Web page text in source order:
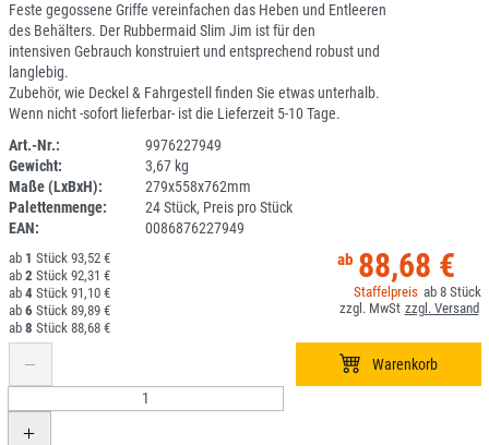
Feste gegossene Griffe vereinfachen das Heben und Entleeren
des Behälters. Der Rubbermaid Slim Jim ist für den
intensiven Gebrauch konstruiert und entsprechend robust und
langlebig.
Zubehör, wie Deckel & Fahrgestell finden Sie etwas unterhalb.
Wenn nicht -sofort lieferbar- ist die Lieferzeit 5-10 Tage.
Art.-Nr.:
9976227949
Gewicht:
3,67 kg
Maße (LxBxH):
279x558x762mm
Palettenmenge:
24 Stück, Preis pro Stück
EAN:
0086876227949
88,68 €
8
1
93,52 €
2
92,31 €
4
91,10 €
6
89,89 €
8
88,68 €